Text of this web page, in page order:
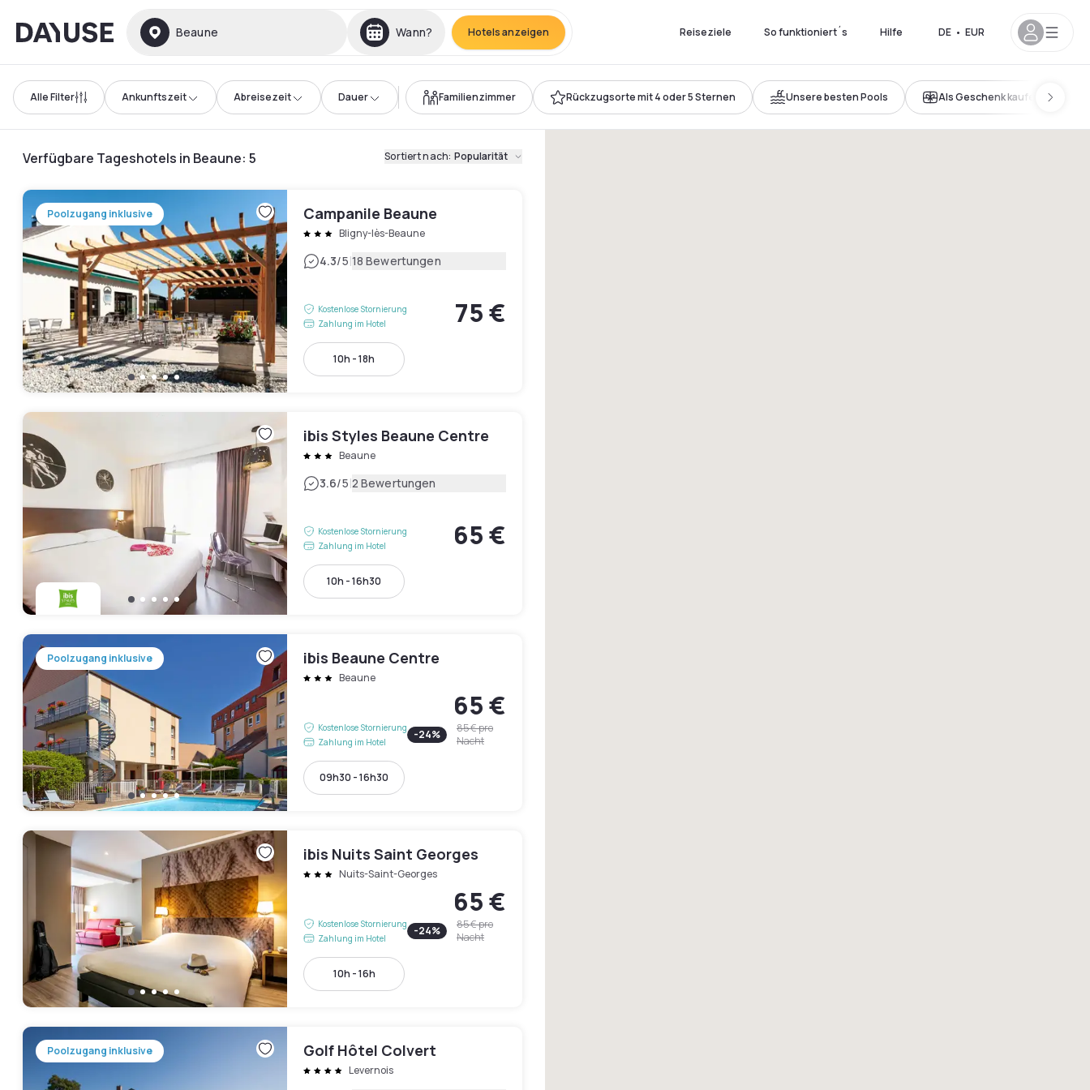
Dayuse Beaune Wann? Hotels anzeigen Reiseziele So funktioniert´s Hilfe DE • EUR
Alle Filter Ankunftszeit Abreisezeit Dauer Familienzimmer Rückzugsorte mit 4 oder 5 Sternen Unsere besten Pools Als Geschenk kaufen
Verfügbare Tageshotels in Beaune: 5 Sortiert nach: Popularität
Poolzugang inklusive Campanile Beaune
Bligny-lès-Beaune
4.3/5|18 Bewertungen
Kostenlose Stornierung
Zahlung im Hotel
75 €
10h - 18h
ibis Styles Beaune Centre
Beaune
3.6/5|2 Bewertungen
Kostenlose Stornierung
Zahlung im Hotel
65 €
10h - 16h30
Poolzugang inklusive ibis Beaune Centre
Beaune
Kostenlose Stornierung
Zahlung im Hotel
65 €
-24% 85 €pro
Nacht
09h30 - 16h30
ibis Nuits Saint Georges
Nuits-Saint-Georges
Kostenlose Stornierung
Zahlung im Hotel
65 €
-24% 85 €pro
Nacht
10h - 16h
Poolzugang inklusive Golf Hôtel Colvert
Levernois